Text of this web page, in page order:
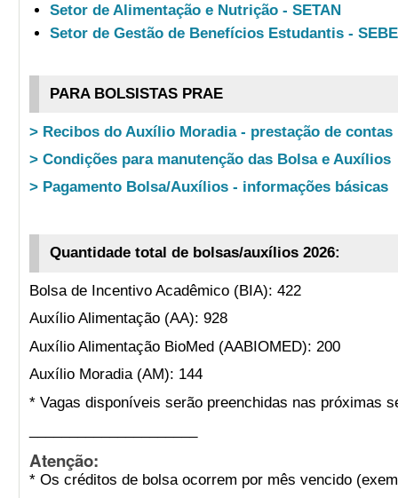
Setor de Alimentação e Nutrição - SETAN
Setor de Gestão de Benefícios Estudantis -
PARA BOLSISTAS PRAE
> Recibos do Auxílio Moradia - prestação de contas
> Condições para manutenção das Bolsa e Auxílios
> Pagamento Bolsa/Auxílios - informações básicas
Quantidade total de bolsas/auxílios 2026:
Bolsa de Incentivo Acadêmico (BIA): 422
Auxílio Alimentação (AA): 928
Auxílio Alimentação BioMed (AABIOMED): 200
Auxílio Moradia (AM): 144
* Vagas disponíveis serão preenchidas nas próximas
Atenção:
* Os créditos de bolsa ocorrem por mês vencido